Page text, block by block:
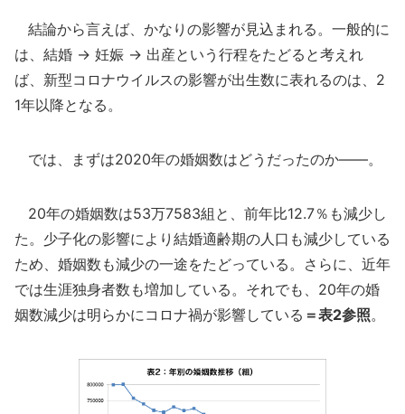
結論から言えば、かなりの影響が見込まれる。一般的に
は、結婚 → 妊娠 → 出産という行程をたどると考えれ
ば、新型コロナウイルスの影響が出生数に表れるのは、2
1年以降となる。
では、まずは2020年の婚姻数はどうだったのか――。
20年の婚姻数は53万7583組と、前年比12.7％も減少し
た。少子化の影響により結婚適齢期の人口も減少している
ため、婚姻数も減少の一途をたどっている。さらに、近年
では生涯独身者数も増加している。それでも、20年の婚
姻数減少は明らかにコロナ禍が影響している ＝表2参照。